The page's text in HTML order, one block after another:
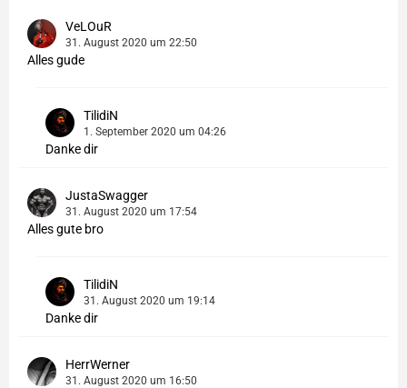
VeLOuR
31. August 2020 um 22:50
Alles gude
TilidiN
1. September 2020 um 04:26
Danke dir
JustaSwagger
31. August 2020 um 17:54
Alles gute bro
TilidiN
31. August 2020 um 19:14
Danke dir
HerrWerner
31. August 2020 um 16:50